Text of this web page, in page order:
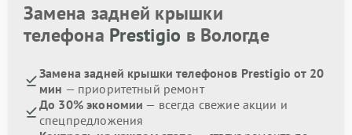
Замена задней крышки
телефона Prestigio в Вологде
Замена задней крышки телефонов Prestigio от 20
мин — приоритетный ремонт
До 30% экономии — всегда свежие акции и
спецпредложения